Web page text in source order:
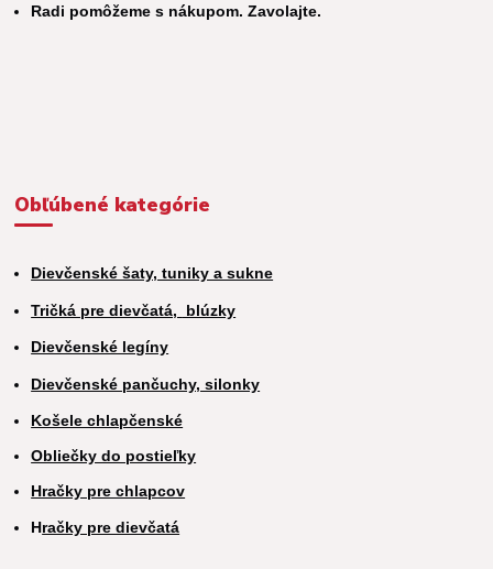
Radi pomôžeme s nákupom. Zavolajte.
Obľúbené kategórie
Dievčenské šaty, tuniky a sukne
Tričká pre dievčatá, blúzky
Dievčenské legíny
Dievčenské pančuchy, silonky
Košele chlapčenské
Obliečky do postieľky
Hračky pre chlapcov
Hračky pre dievčatá